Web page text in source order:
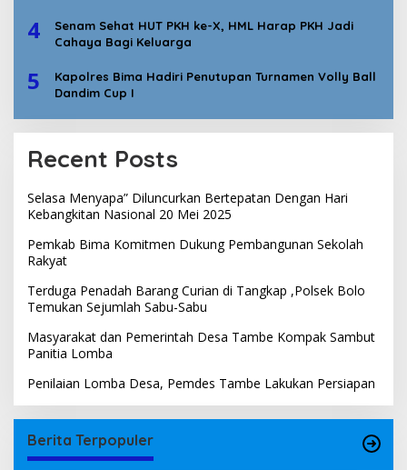
4
Senam Sehat HUT PKH ke-X, HML Harap PKH Jadi
Cahaya Bagi Keluarga
5
Kapolres Bima Hadiri Penutupan Turnamen Volly Ball
Dandim Cup I
Recent Posts
Selasa Menyapa” Diluncurkan Bertepatan Dengan Hari
Kebangkitan Nasional 20 Mei 2025
Pemkab Bima Komitmen Dukung Pembangunan Sekolah
Rakyat
Terduga Penadah Barang Curian di Tangkap ,Polsek Bolo
Temukan Sejumlah Sabu-Sabu
Masyarakat dan Pemerintah Desa Tambe Kompak Sambut
Panitia Lomba
Penilaian Lomba Desa, Pemdes Tambe Lakukan Persiapan
Berita Terpopuler